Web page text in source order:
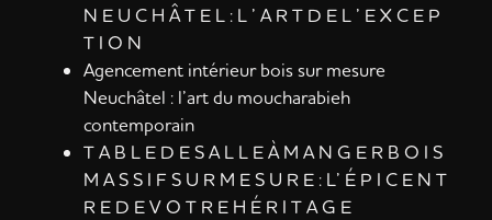
N E U C H Â T E L : L ’ A R T D E L ’ E X C E P
T I O N
Agencement intérieur bois sur mesure
Neuchâtel : l’art du moucharabieh
contemporain
T A B L E D E S A L L E À M A N G E R B O I S
M A S S I F S U R M E S U R E : L’ É P I C E N T
R E D E V O T R E H É R I T A G E